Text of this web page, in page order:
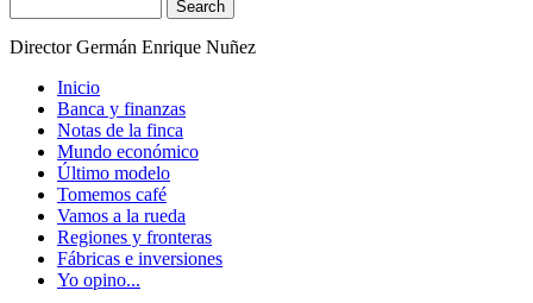
Search
Director Germán Enrique Nuñez
Inicio
Banca y finanzas
Notas de la finca
Mundo económico
Último modelo
Tomemos café
Vamos a la rueda
Regiones y fronteras
Fábricas e inversiones
Yo opino...